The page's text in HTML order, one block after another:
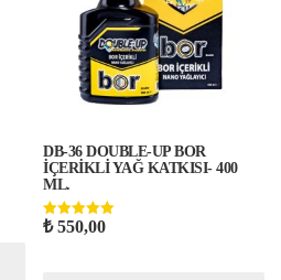
DB-36 DOUBLE-UP BOR
İÇERİKLİ YAĞ KATKISI- 400
ML.
5 üzerinden
₺550,00